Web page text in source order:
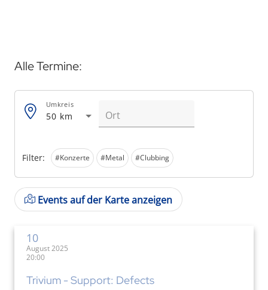
Alle Termine:
Filter: #Konzerte #Metal #Clubbing
50 km
Umkreis
Events auf der Karte anzeigen
10
August 2025
20:00
Trivium - Support: Defects